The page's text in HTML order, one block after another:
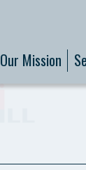
Our Mission